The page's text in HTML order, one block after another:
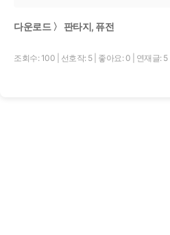
다운로드 〉 판타지, 퓨전
조회수: 100 선호작: 5 좋아요: 0 연재글: 5